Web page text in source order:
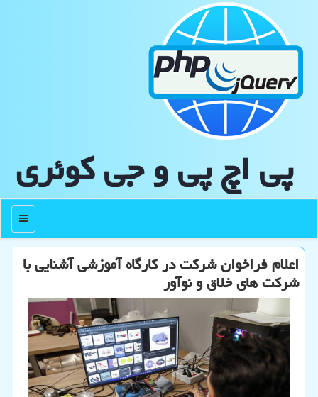
پی اچ پی و جی كوئری
منو
اعلام فراخوان شرکت در کارگاه آموزشی آشنایی با
شرکت های خلاق و نوآور